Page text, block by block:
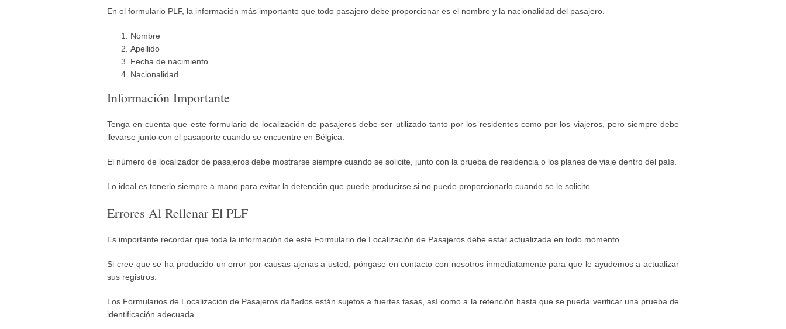
En el formulario PLF, la información más importante que todo pasajero debe proporcionar es el nombre y la nacionalidad del pasajero.
Nombre
Apellido
Fecha de nacimiento
Nacionalidad
Información Importante
Tenga en cuenta que este formulario de localización de pasajeros debe ser utilizado tanto por los residentes como por los viajeros, pero siempre debe
llevarse junto con el pasaporte cuando se encuentre en Bélgica.
El número de localizador de pasajeros debe mostrarse siempre cuando se solicite, junto con la prueba de residencia o los planes de viaje dentro del país.
Lo ideal es tenerlo siempre a mano para evitar la detención que puede producirse si no puede proporcionarlo cuando se le solicite.
Errores Al Rellenar El PLF
Es importante recordar que toda la información de este Formulario de Localización de Pasajeros debe estar actualizada en todo momento.
Si cree que se ha producido un error por causas ajenas a usted, póngase en contacto con nosotros inmediatamente para que le ayudemos a actualizar
sus registros.
Los Formularios de Localización de Pasajeros dañados están sujetos a fuertes tasas, así como a la retención hasta que se pueda verificar una prueba de
identificación adecuada.